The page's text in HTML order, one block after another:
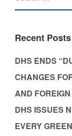
Recent Posts
DHS ENDS
CHANGES
AND
DHS ISSUES
EVERY